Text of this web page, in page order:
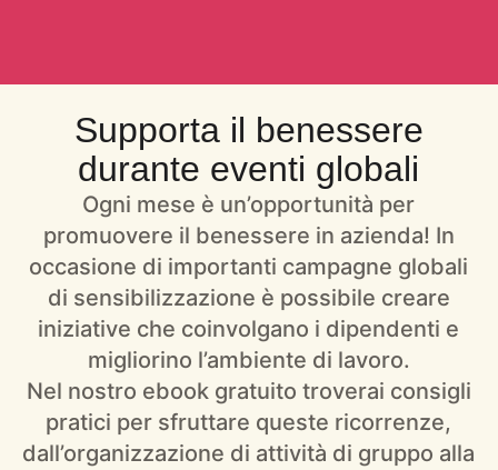
Supporta il benessere
durante eventi globali
Ogni mese è un’opportunità per
promuovere il benessere in azienda! In
occasione di importanti campagne globali
di sensibilizzazione è possibile creare
iniziative che coinvolgano i dipendenti e
migliorino l’ambiente di lavoro.
Nel nostro ebook gratuito troverai consigli
pratici per sfruttare queste ricorrenze,
dall’organizzazione di attività di gruppo alla